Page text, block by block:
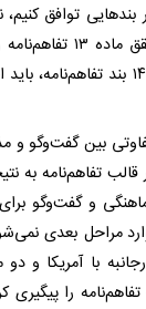
توافق
مواد ۱، ۴، ۵، ۱۰ و ۱۱ است که از
بین گفت‌وگو و
تفاهم‌نامه به
و گفت‌وگو برای
مراحل بعدی
با آمریکا و دو
را پیگیری